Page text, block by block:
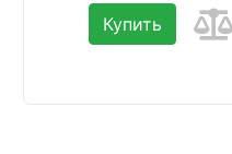
Купить